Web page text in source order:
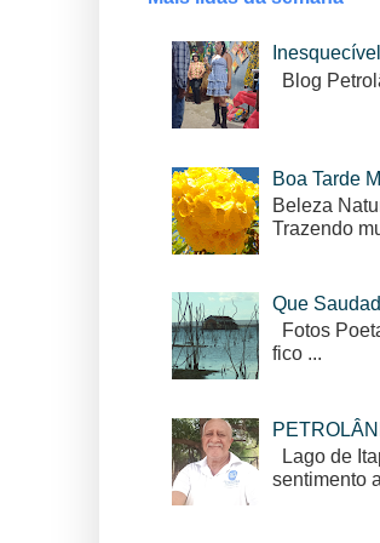
Blog
Boa Tarde
Beleza
Trazendo
Que
Fotos
fico ...
Lago de
sentimento